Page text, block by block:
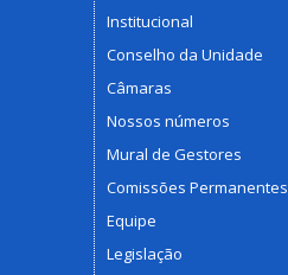
Institucional
Conselho da Unidade
Câmaras
Nossos números
Mural de Gestores
Comissões Permanentes
Equipe
Legislação